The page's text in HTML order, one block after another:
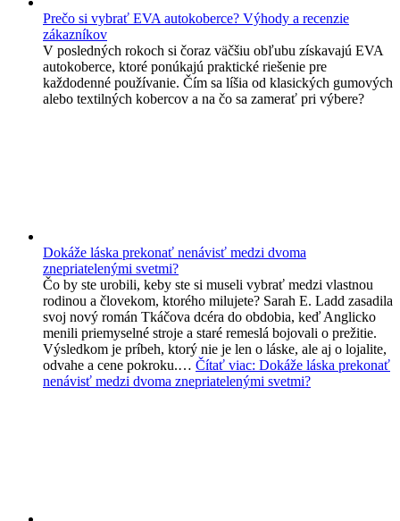
Prečo si vybrať EVA autokoberce? Výhody a recenzie
zákazníkov
V posledných rokoch si čoraz väčšiu obľubu získavajú EVA
autokoberce, ktoré ponúkajú praktické riešenie pre
každodenné používanie. Čím sa líšia od klasických gumových
alebo textilných kobercov a na čo sa zamerať pri výbere?
Dokáže láska prekonať nenávisť medzi dvoma
znepriatelenými svetmi?
Čo by ste urobili, keby ste si museli vybrať medzi vlastnou
rodinou a človekom, ktorého milujete? Sarah E. Ladd zasadila
svoj nový román Tkáčova dcéra do obdobia, keď Anglicko
menili priemyselné stroje a staré remeslá bojovali o prežitie.
Výsledkom je príbeh, ktorý nie je len o láske, ale aj o lojalite,
odvahe a cene pokroku.… Čítať viac: Dokáže láska prekonať
nenávisť medzi dvoma znepriatelenými svetmi?